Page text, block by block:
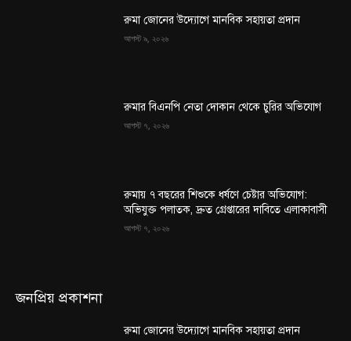
রুমা জোনের উদ্যোগে মানবিক সহায়তা প্রদান
আগস্ট ৯, ২০২৬
রুমার বিএনপি নেতা দোকান থেকে চুরির অভিযোগ
আগস্ট ৭, ২০২৬
রুমায় ৭ বছরের শিশুকে ধর্ষণে চেষ্টার অভিযোগ:
অভিযুক্ত পলাতক, দ্রুত গ্রেপ্তারের দাবিতে এলাকাবাসী
আগস্ট ৭, ২০২৬
জনপ্রিয় প্রকাশনা
রুমা জোনের উদ্যোগে মানবিক সহায়তা প্রদান